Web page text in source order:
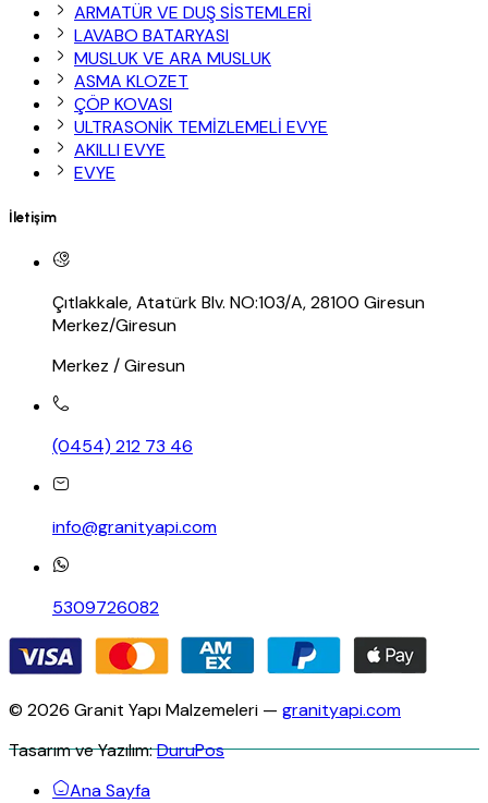
ARMATÜR VE DUŞ SİSTEMLERİ
LAVABO BATARYASI
MUSLUK VE ARA MUSLUK
ASMA KLOZET
ÇÖP KOVASI
ULTRASONİK TEMİZLEMELİ EVYE
AKILLI EVYE
EVYE
İletişim
Çıtlakkale, Atatürk Blv. NO:103/A, 28100 Giresun
Merkez/Giresun
Merkez / Giresun
(0454) 212 73 46
info@granityapi.com
5309726082
© 2026 Granit Yapı Malzemeleri — granityapi.com
Tasarım ve Yazılım:DuruPos
Ana Sayfa